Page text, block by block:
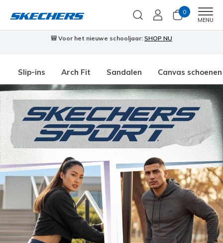
0
MENU
🎒 Voor het nieuwe schooljaar: SHOP NU
Slip-ins Arch Fit Sandalen Canvas schoenen